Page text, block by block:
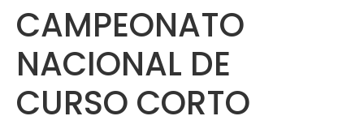
CAMPEONATO
NACIONAL DE
CURSO CORTO